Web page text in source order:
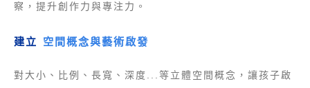
察，提升創作力與專注力。
建立 空間概念與藝術啟發
對大小、比例、長寬、深度
等立體空間概念，讓孩子啟